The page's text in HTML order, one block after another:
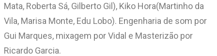
Mata, Roberta Sá, Gilberto Gil), Kiko Hora(Martinho da
Vila, Marisa Monte, Edu Lobo). Engenharia de som por
Gui Marques, mixagem por Vidal e Masterizão por
Ricardo Garcia.